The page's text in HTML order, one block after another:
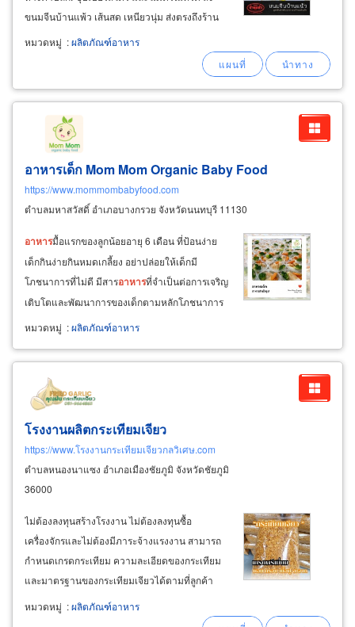
ขนมจีนบ้านแพ้ว เส้นสด เหนียวนุ่ม ส่งตรงถึงร้าน
คุณ อย่าปล่อยให้โอกาสสร้างกำไรหลุดมือ ติดต่อ
สอบถามราคาส่ง หรือสั่งซื้อขนมจีนคุณภาพเพื่อ
หมวดหมู่ :ผลิตภัณฑ์อาหาร
อาหารเด็ก Mom Mom Organic Baby Food
https://www.mommombabyfood.com
ตำบลมหาสวัสดิ์ อำเภอบางกรวย จังหวัดนนทบุรี 11130
อาหารมื้อแรกของลูกน้อยอายุ 6 เดือน ที่ป้อนง่าย
เด็กกินง่ายกินหมดเกลี้ยง อย่าปล่อยให้เด็กมี
โภชนาการที่ไม่ดี มีสารอาหารที่จำเป็นต่อการเจริญ
เติบโตและพัฒนาการของเด็กตามหลักโภชนาการ
แก้ปัญหาเด็กกิน
อาหาร
นานาชาติหลากหลายทั้งอาหารหลัก
หมวดหมู่ :ผลิตภัณฑ์อาหาร
โรงงานผลิตกระเทียมเจียว
https://www.โรงงานกระเทียมเจียวกลวิเศษ.com
ตำบลหนองนาแซง อำเภอเมืองชัยภูมิ จังหวัดชัยภูมิ
36000
ไม่ต้องลงทุนสร้างโรงงาน ไม่ต้องลงทุนซื้อ
เครื่องจักรและไม่ต้องมีภาระจ้างแรงงาน สามารถ
กำหนดเกรดกระเทียม ความละเอียดของกระเทียม
และมาตรฐานของกระเทียมเจียวได้ตามที่ลูกค้า
ต้องการ สามารถเลือกบรรจุถุง บรรจุซอง ได้ตาม
ขนาดและแบบที่ต้องการ โรงงานผลิตหอมเจียว
หมวดหมู่ :ผลิตภัณฑ์อาหาร